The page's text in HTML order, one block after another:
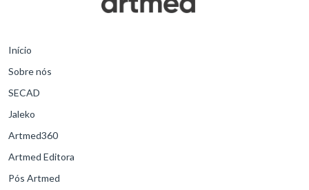
Início
Sobre nós
SECAD
Jaleko
Artmed360
Artmed Editora
Pós Artmed